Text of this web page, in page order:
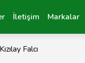
İletişim Markalar
Falcı